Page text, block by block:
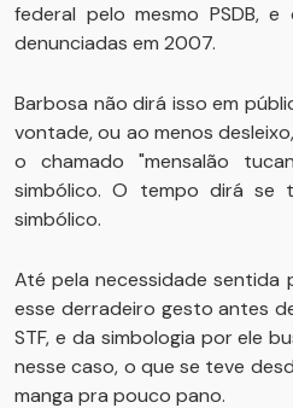
federal pelo mesmo PSDB,
denunciadas em 2007.
Barbosa não dirá isso em
vontade, ou ao menos
o chamado "mensalão
simbólico. O tempo dirá se
simbólico.
Até pela necessidade sentida
esse derradeiro gesto antes
STF, e da simbologia por ele
nesse caso, o que se teve
manga pra pouco pano.